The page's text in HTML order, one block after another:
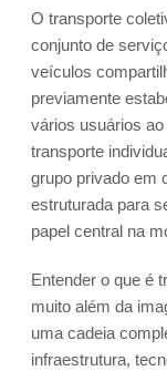
O transporte
conjunto de
veículos
previamente
vários usuários
transporte
grupo privado em
estruturada para
papel central na
Entender o que é
muito além da
uma cadeia
infraestrutura,